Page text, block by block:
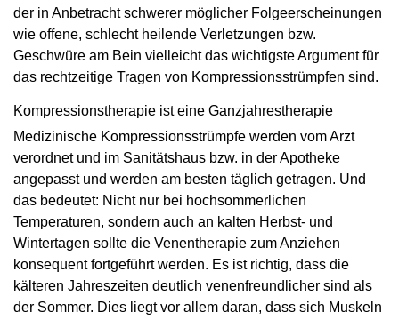
der in Anbetracht schwerer möglicher Folgeerscheinungen
wie offene, schlecht heilende Verletzungen bzw.
Geschwüre am Bein vielleicht das wichtigste Argument für
das rechtzeitige Tragen von Kompressionsstrümpfen sind.
Kompressionstherapie ist eine Ganzjahrestherapie
Medizinische Kompressionsstrümpfe werden vom Arzt
verordnet und im Sanitätshaus bzw. in der Apotheke
angepasst und werden am besten täglich getragen. Und
das bedeutet: Nicht nur bei hochsommerlichen
Temperaturen, sondern auch an kalten Herbst- und
Wintertagen sollte die Venentherapie zum Anziehen
konsequent fortgeführt werden. Es ist richtig, dass die
kälteren Jahreszeiten deutlich venenfreundlicher sind als
der Sommer. Dies liegt vor allem daran, dass sich Muskeln